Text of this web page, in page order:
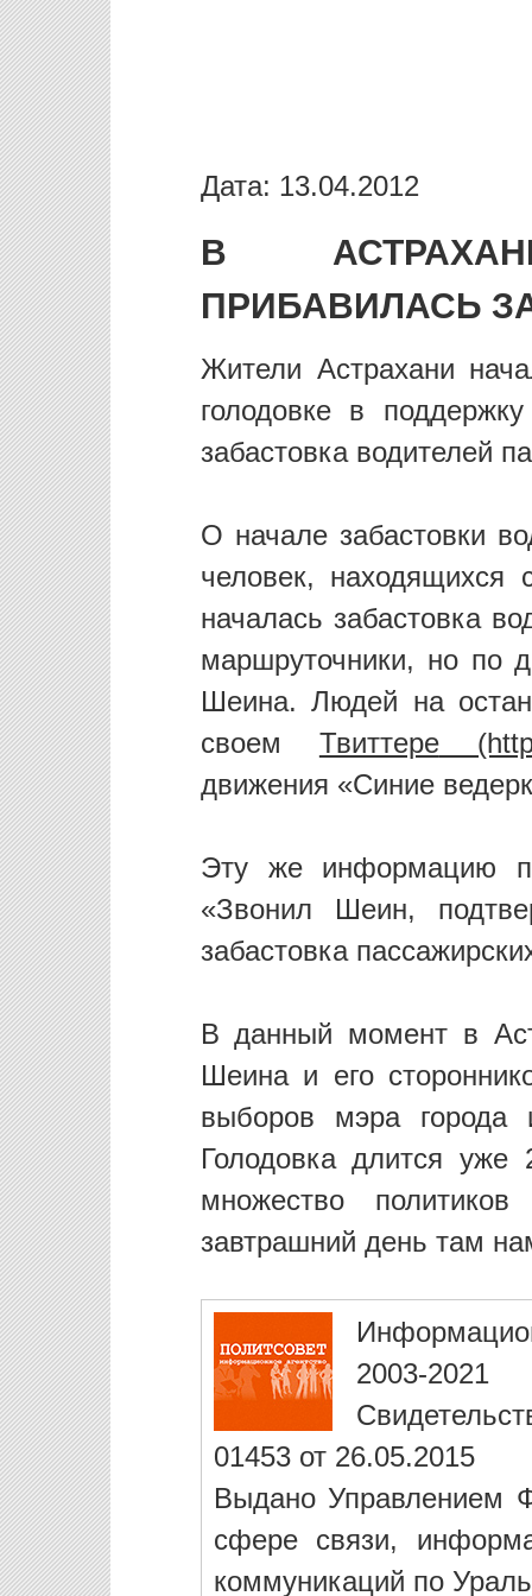
Дата: 13.04.2012
В
ПРИБАВИЛАСЬ
Жители Астрахани
голодовке в
забастовка водителей
О начале забастовки
человек, находящихся
началась забастовка
маршруточники, но по
Шеина. Людей на
своем Твиттере
движения «Синие
Эту же информацию
«Звонил Шеин,
забастовка
В данный момент в
Шеина и его
выборов мэра города
Голодовка длится
множество
завтрашний день там
2003-2021
01453 от 26.05.2015
Выдано Управлением
сфере связи,
коммуникаций по